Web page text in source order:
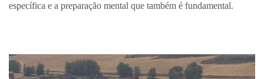
específica e a preparação mental que também é fundamental.